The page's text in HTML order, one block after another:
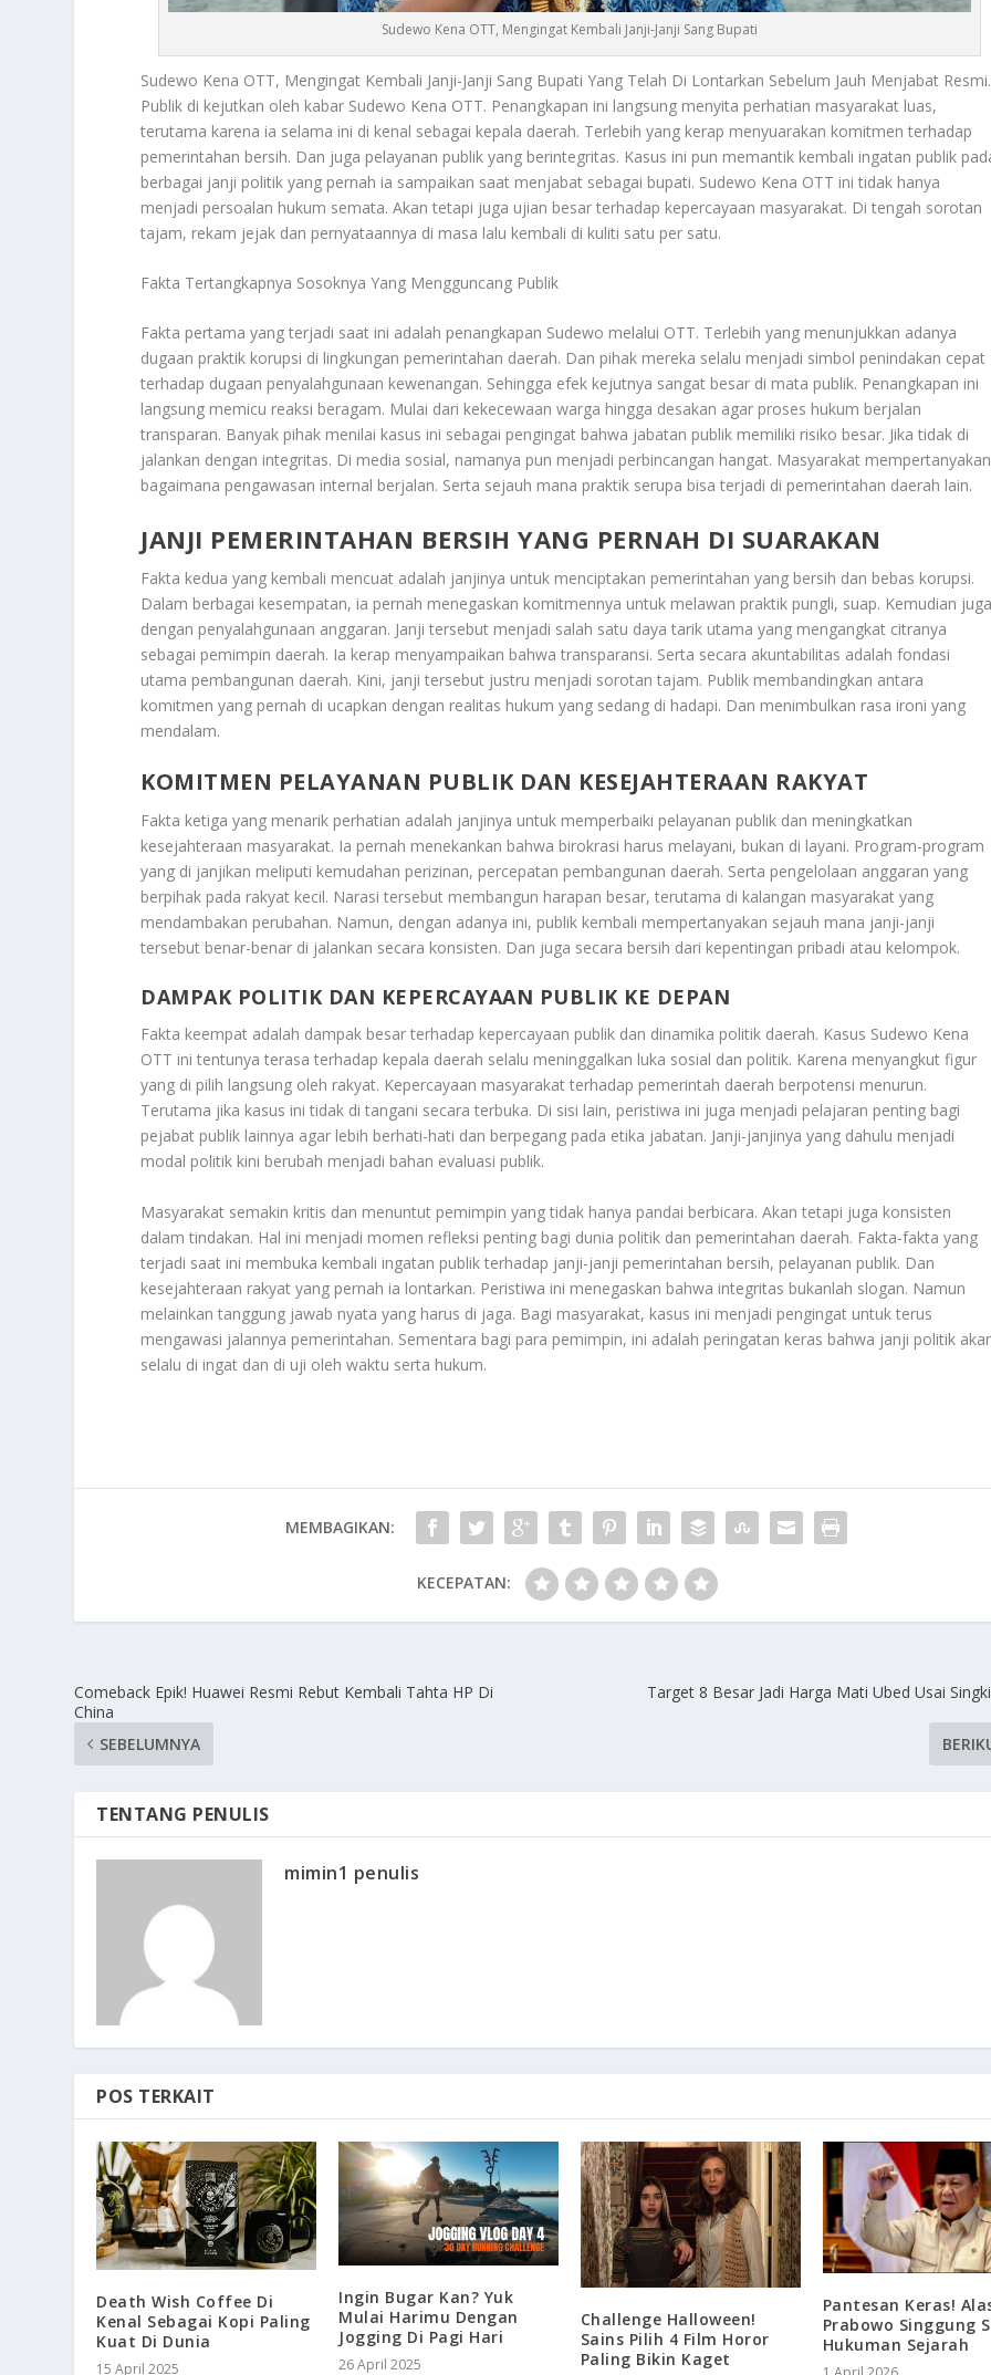
Sudewo Kena OTT, Mengingat Kembali Janji-Janji Sang Bupati
Sudewo Kena OTT, Mengingat Kembali Janji-Janji Sang Bupati Yang Telah Di Lontarkan Sebelum Jauh Menjabat Resmi.
Publik di kejutkan oleh kabar Sudewo Kena OTT. Penangkapan ini langsung menyita perhatian masyarakat luas,
terutama karena ia selama ini di kenal sebagai kepala daerah. Terlebih yang kerap menyuarakan komitmen terhadap
pemerintahan bersih. Dan juga pelayanan publik yang berintegritas. Kasus ini pun memantik kembali ingatan publik
berbagai janji politik yang pernah ia sampaikan saat menjabat sebagai bupati. Sudewo Kena OTT ini tidak hanya
menjadi persoalan hukum semata. Akan tetapi juga ujian besar terhadap kepercayaan masyarakat. Di tengah sorotan
tajam, rekam jejak dan pernyataannya di masa lalu kembali di kuliti satu per satu.
Fakta Tertangkapnya Sosoknya Yang Mengguncang Publik
Fakta pertama yang terjadi saat ini adalah penangkapan Sudewo melalui OTT. Terlebih yang menunjukkan adanya
dugaan praktik korupsi di lingkungan pemerintahan daerah. Dan pihak mereka selalu menjadi simbol penindakan cepat
terhadap dugaan penyalahgunaan kewenangan. Sehingga efek kejutnya sangat besar di mata publik. Penangkapan ini
langsung memicu reaksi beragam. Mulai dari kekecewaan warga hingga desakan agar proses hukum berjalan
transparan. Banyak pihak menilai kasus ini sebagai pengingat bahwa jabatan publik memiliki risiko besar. Jika tidak di
jalankan dengan integritas. Di media sosial, namanya pun menjadi perbincangan hangat. Masyarakat mempertanyakan
bagaimana pengawasan internal berjalan. Serta sejauh mana praktik serupa bisa terjadi di pemerintahan daerah lain.
JANJI PEMERINTAHAN BERSIH YANG PERNAH DI SUARAKAN
Fakta kedua yang kembali mencuat adalah janjinya untuk menciptakan pemerintahan yang bersih dan bebas korupsi.
Dalam berbagai kesempatan, ia pernah menegaskan komitmennya untuk melawan praktik pungli, suap. Kemudian
dengan penyalahgunaan anggaran. Janji tersebut menjadi salah satu daya tarik utama yang mengangkat citranya
sebagai pemimpin daerah. Ia kerap menyampaikan bahwa transparansi. Serta secara akuntabilitas adalah fondasi
utama pembangunan daerah. Kini, janji tersebut justru menjadi sorotan tajam. Publik membandingkan antara
komitmen yang pernah di ucapkan dengan realitas hukum yang sedang di hadapi. Dan menimbulkan rasa ironi yang
mendalam.
KOMITMEN PELAYANAN PUBLIK DAN KESEJAHTERAAN RAKYAT
Fakta ketiga yang menarik perhatian adalah janjinya untuk memperbaiki pelayanan publik dan meningkatkan
kesejahteraan masyarakat. Ia pernah menekankan bahwa birokrasi harus melayani, bukan di layani. Program-program
yang di janjikan meliputi kemudahan perizinan, percepatan pembangunan daerah. Serta pengelolaan anggaran yang
berpihak pada rakyat kecil. Narasi tersebut membangun harapan besar, terutama di kalangan masyarakat yang
mendambakan perubahan. Namun, dengan adanya ini, publik kembali mempertanyakan sejauh mana janji-janji
tersebut benar-benar di jalankan secara konsisten. Dan juga secara bersih dari kepentingan pribadi atau kelompok.
DAMPAK POLITIK DAN KEPERCAYAAN PUBLIK KE DEPAN
Fakta keempat adalah dampak besar terhadap kepercayaan publik dan dinamika politik daerah. Kasus Sudewo Kena
OTT ini tentunya terasa terhadap kepala daerah selalu meninggalkan luka sosial dan politik. Karena menyangkut figur
yang di pilih langsung oleh rakyat. Kepercayaan masyarakat terhadap pemerintah daerah berpotensi menurun.
Terutama jika kasus ini tidak di tangani secara terbuka. Di sisi lain, peristiwa ini juga menjadi pelajaran penting bagi
pejabat publik lainnya agar lebih berhati-hati dan berpegang pada etika jabatan. Janji-janjinya yang dahulu menjadi
modal politik kini berubah menjadi bahan evaluasi publik.
Masyarakat semakin kritis dan menuntut pemimpin yang tidak hanya pandai berbicara. Akan tetapi juga konsisten
dalam tindakan. Hal ini menjadi momen refleksi penting bagi dunia politik dan pemerintahan daerah. Fakta-fakta yang
terjadi saat ini membuka kembali ingatan publik terhadap janji-janji pemerintahan bersih, pelayanan publik. Dan
kesejahteraan rakyat yang pernah ia lontarkan. Peristiwa ini menegaskan bahwa integritas bukanlah slogan. Namun
melainkan tanggung jawab nyata yang harus di jaga. Bagi masyarakat, kasus ini menjadi pengingat untuk terus
mengawasi jalannya pemerintahan. Sementara bagi para pemimpin, ini adalah peringatan keras bahwa janji politik
selalu di ingat dan di uji oleh waktu serta hukum.
MEMBAGIKAN:
KECEPATAN:
Comeback Epik! Huawei Resmi Rebut Kembali Tahta HP Di
China
SEBELUMNYA
Target 8 Besar Jadi Harga Mati Ubed Usai
TENTANG PENULIS
mimin1 penulis
POS TERKAIT
Death Wish Coffee Di
Kenal Sebagai Kopi Paling
Kuat Di Dunia
15 April 2025
Ingin Bugar Kan? Yuk
Mulai Harimu Dengan
Jogging Di Pagi Hari
26 April 2025
Challenge Halloween!
Sains Pilih 4 Film Horor
Paling Bikin Kaget
Pantesan Keras!
Prabowo Singgung
Hukuman Sejarah